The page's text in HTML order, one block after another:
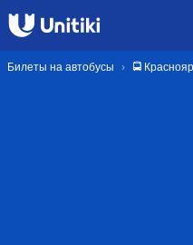
Билеты на автобусы 🚍